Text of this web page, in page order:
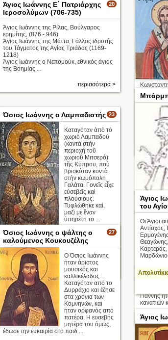
για πρώτη
γεγονός
του Πάπα
Ιωάννης
20
Άγιος Ιωάννης Ε΄ Πατριάρχης
Ιεροσολύμων (706-735)
Άγιος Ιωάννης της Ρίλας, Βούλγαρος
ερημίτης, (876 - 946)
Άγιος Ιωάννης της Μάττα, Γάλλος ιδρυτής
του Τάγματος της Αγίας Τριάδας (1169-
1218)
Άγιος Ιωάννης ο Νεπομούκ, εθνικός άγιος
της Βοημίας ...
περισσότερα >
Μπάρμπα
ο Κανατάς
Γιάννης
κανατιών
23
Όσιος Ιωάννης ο Λαμπαδιστής
Όσιος Ιωάννης ο
Λαμπαδιστής
Καταγόταν ἀπὸ τὸ
χωριὸ Λαμπαδοὺ
(κοντὰ στὴν
περιοχὴ τοῦ
χωριοῦ Μιτσερό)
τῆς Κύπρου, ποὺ
βρισκόταν κοντὰ
στὴν κωμόπολη
Γαλάτα. Γονεῖς εἶχε
εὐσεβεῖς καὶ
πλούσιους.
Τυφλώθηκε καί,
μαζὶ μὲ ἕναν
ὑπηρέτη το ...
Απολυτίκιο
περισσότερα >
Άγιος
του
Οι Άγιοι
Αντίοχος,
27
Όσιος Ιωάννης ο ψάλτης ο
καλούμενος Κουκουζέλης
Ο Όσιος Ιωάννης
ήταν άριστος
μουσικός και
καλλικέλαδος.
Καταγόταν από το
Δυρράχιο και έζησε
στα χρόνια των
Κομνηνών, και
ήταν ορφανός από
πατέρα. Η ευσεβής
μητέρα του όμως,
έδωσε την ευκαιρία στο παιδ ...
Άγιος